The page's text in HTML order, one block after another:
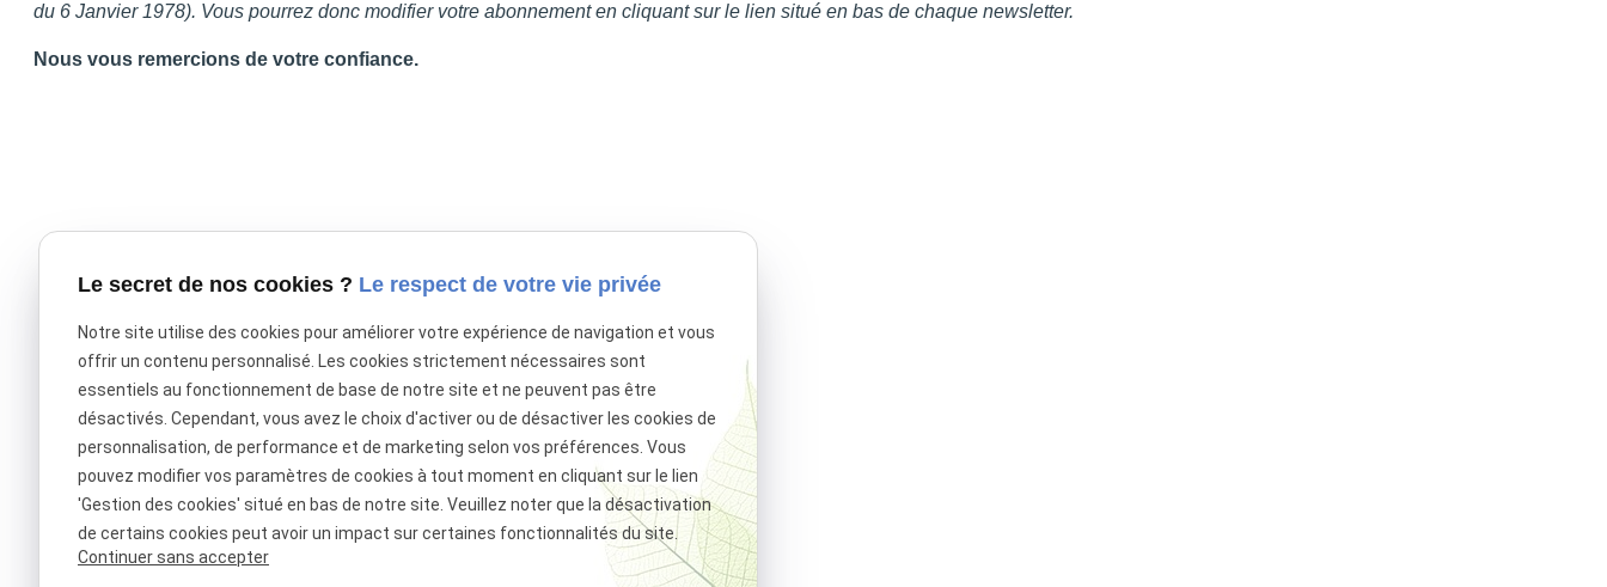
du 6 Janvier 1978). Vous pourrez donc modifier votre abonnement en cliquant sur le lien situé en bas de chaque newsletter.
Nous vous remercions de votre confiance.
Le secret de nos cookies ? Le respect de votre vie privée
Notre site utilise des cookies pour améliorer votre expérience de navigation et vous
offrir un contenu personnalisé. Les cookies strictement nécessaires sont
essentiels au fonctionnement de base de notre site et ne peuvent pas être
désactivés. Cependant, vous avez le choix d'activer ou de désactiver les cookies de
personnalisation, de performance et de marketing selon vos préférences. Vous
pouvez modifier vos paramètres de cookies à tout moment en cliquant sur le lien
'Gestion des cookies' situé en bas de notre site. Veuillez noter que la désactivation
de certains cookies peut avoir un impact sur certaines fonctionnalités du site.
Continuer sans accepter